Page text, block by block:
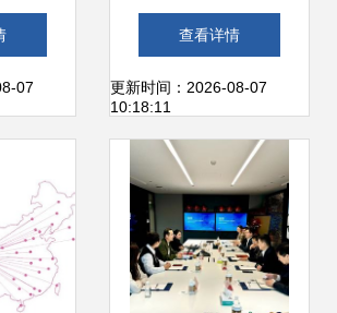
的探
07
移动游戏收入下滑
致净利润大幅缩
水，互联网销售业
务前景几何？
查看详情
更新时间：2026-08-07
10:18:11